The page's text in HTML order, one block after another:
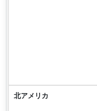
北アメリカ